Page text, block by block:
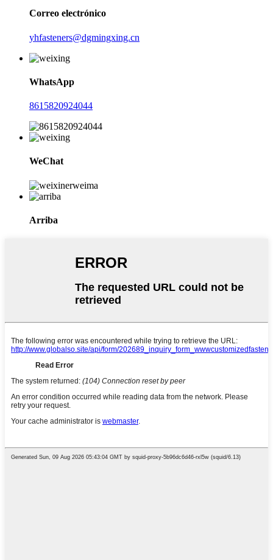
Correo electrónico
yhfasteners@dgmingxing.cn
WhatsApp
8615820924044
WeChat
Arriba